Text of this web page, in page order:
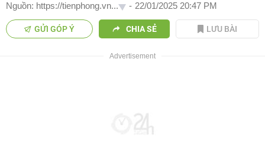
Nguồn: https://tienphong.vn... - 22/01/2025 20:47 PM
GỬI GÓP Ý CHIA SẺ LƯU BÀI